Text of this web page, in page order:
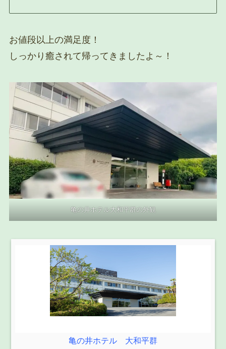
お値段以上の満足度！
しっかり癒されて帰ってきましたよ～！
亀の井ホテル大和平群の外観
亀の井ホテル 大和平群